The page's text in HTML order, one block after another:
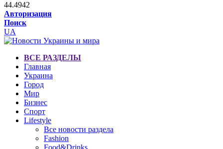
44.4942
Авторизация
Поиск
UA
ВСЕ РАЗДЕЛЫ
Главная
Украина
Город
Мир
Бизнес
Спорт
Lifestyle
Все новости раздела
Fashion
Food&Drinks